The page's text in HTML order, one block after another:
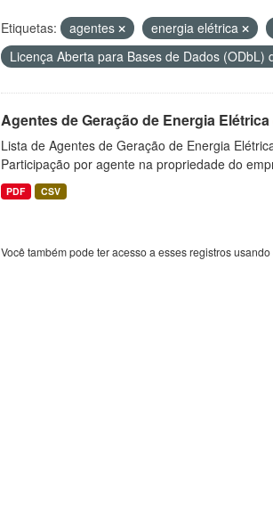
Etiquetas: agentes energia elétrica
Licença Aberta para Bases de Dados (ODbL)
Agentes de Geração de Energia Elétrica
Lista de Agentes de Geração de Energia
Participação por agente na propriedade do
PDF CSV
Você também pode ter acesso a esses registros usando